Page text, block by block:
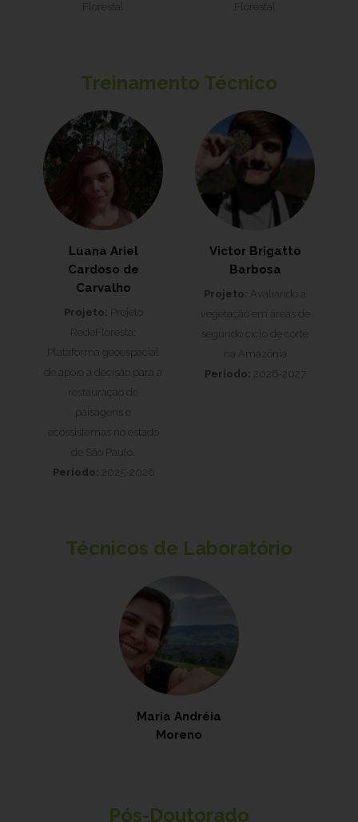
Florestal
Florestal
Treinamento Técnico
Luana Ariel
Cardoso de
Carvalho
Projeto: Projeto
RedeFloresta:
Plataforma geoespacial
de apoio à decisão para a
restauração de
paisagens e
ecossistemas no estado
de São Paulo.
Período: 2025-2026
Victor Brigatto
Barbosa
Projeto: Avaliando a
vegetação em áreas de
segundo ciclo de corte
na Amazônia
Período: 2026-2027
Técnicos de Laboratório
Maria Andréia
Moreno
Pós-Doutorado